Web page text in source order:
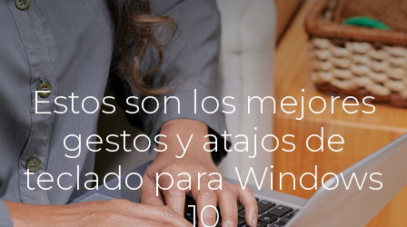
Estos son los mejores
gestos y atajos de
teclado para Windows
10